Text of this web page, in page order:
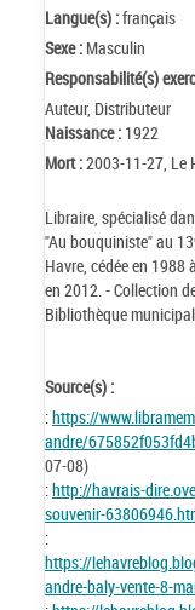
Langue(s) :français
Sexe : Masculin
Responsabilité(s)
Auteur, Distributeur
Naissance : 1922
Mort :2003-11-27, Le
Libraire, spécialisé
"Au bouquiniste" au
Havre, cédée en 1988
en 2012. - Collection
Bibliothèque
Source(s) :
:https://
andre/
07-08)
:http://havrais-
souvenir-
:
https://
andre-baly-vente-8-